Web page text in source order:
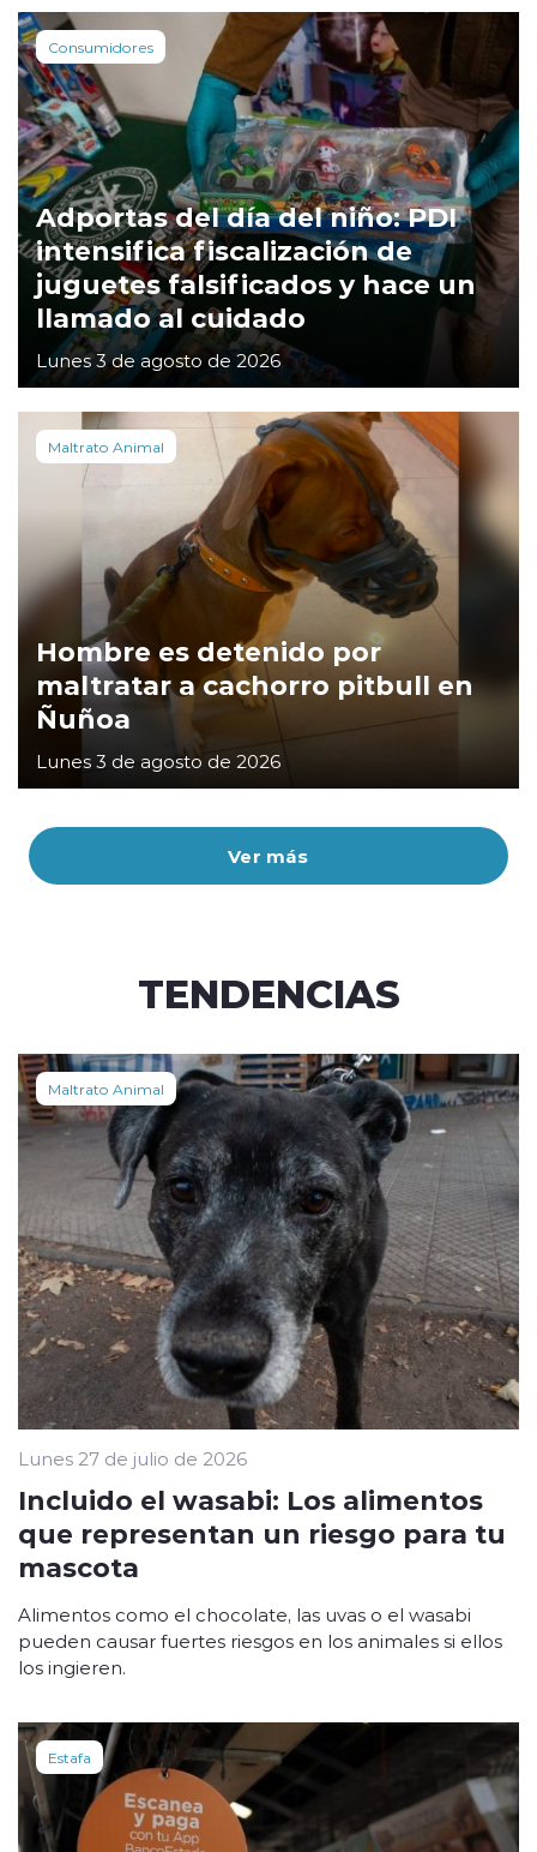
Ver más
Consumidores
Adportas del día del niño: PDI
intensifica fiscalización de
juguetes falsificados y hace un
llamado al cuidado
Lunes 3 de agosto de 2026
Maltrato Animal
Hombre es detenido por
maltratar a cachorro pitbull en
Ñuñoa
Lunes 3 de agosto de 2026
TENDENCIAS
Maltrato Animal
Lunes 27 de julio de 2026
Incluido el wasabi: Los alimentos
que representan un riesgo para tu
mascota
Alimentos como el chocolate, las uvas o el wasabi
pueden causar fuertes riesgos en los animales si ellos
los ingieren.
Estafa